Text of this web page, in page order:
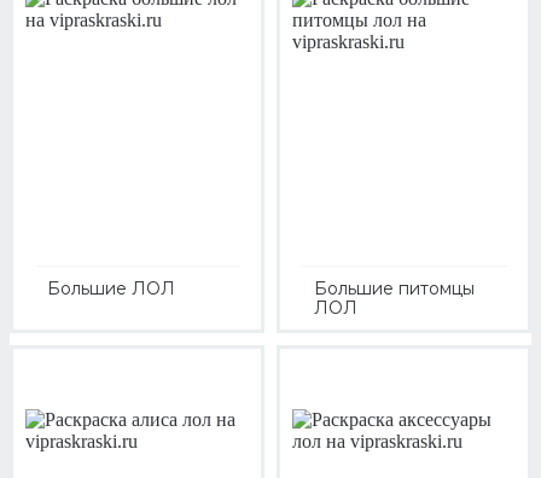
Большие ЛОЛ
Большие питомцы
ЛОЛ